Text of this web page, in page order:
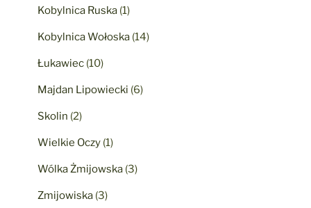
Kobylnica Ruska (1)
Kobylnica Wołoska (14)
Łukawiec (10)
Majdan Lipowiecki (6)
Skolin (2)
Wielkie Oczy (1)
Wólka Żmijowska (3)
Zmijowiska (3)